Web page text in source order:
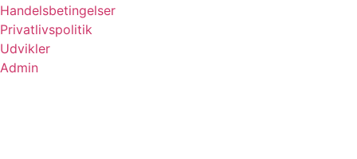
Handelsbetingelser
Privatlivspolitik
Udvikler
Admin